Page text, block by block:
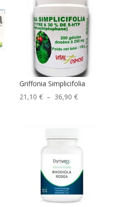
Griffonia Simplicifolia
21,10€ – 36,90€Plage
à